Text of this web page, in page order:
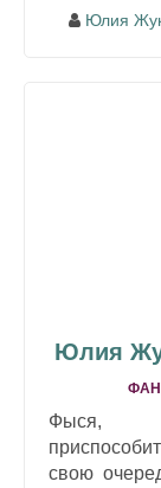
Юлия
Юлия
Фыся,
свою